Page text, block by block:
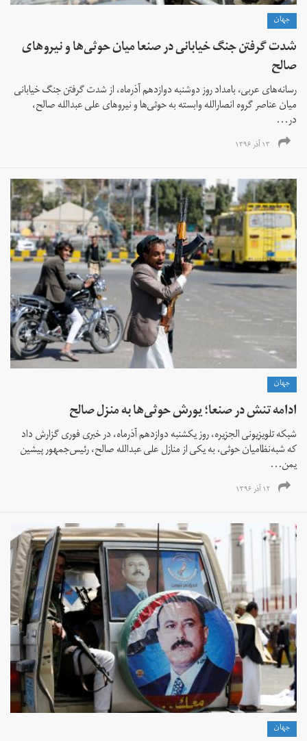
جهان
شدت گرفتن جنگ خیابانی در صنعا میان حوثی‌ها و نیروهای
صالح
رسانه‌های عربی، بامداد روز دوشنبه دوازدهم آذرماه، از شدت گرفتن جنگ خیابانی
میان عناصر گروه انصارالله وابسته به حوثی‌ها و نیروهای علی عبدالله صالح،
در...
۱۳ آذر ۱۳۹۶
جهان
ادامه تنش در صنعا؛ یورش حوثی‌ها به منزل صالح
شبکه تلویزیونی الجزیره، روز یکشنبه دوازدهم آذرماه، در خبری فوری گزارش داد
که شبه‌نظامیان حوثی، به یکی از منازل علی عبدالله صالح، رئیس‌جمهور پیشین
یمن...
۱۲ آذر ۱۳۹۶
جهان